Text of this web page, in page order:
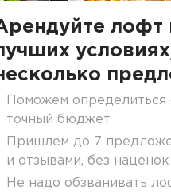
лофт
Поможем определиться
точный бюджет
Пришлем до 7
и отзывами, без наценок
Не надо обзванивать